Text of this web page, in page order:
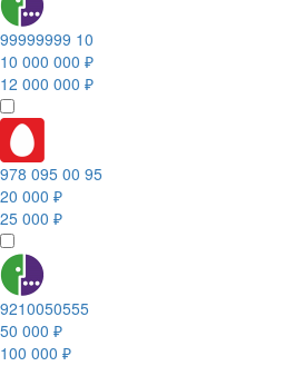
99999999 10
10 000 000 ₽
12 000 000 ₽
978 095 00 95
20 000 ₽
25 000 ₽
9210050555
50 000 ₽
100 000 ₽